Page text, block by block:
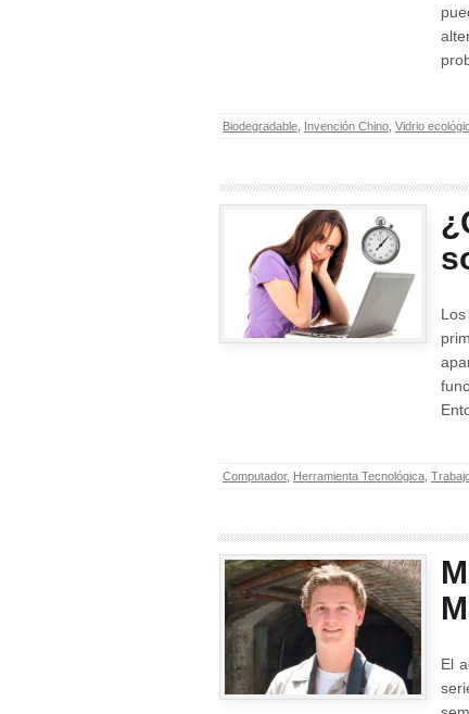
Biodegradable Invención Chino Vidrio
Computador, Herramienta Tecnológica
El